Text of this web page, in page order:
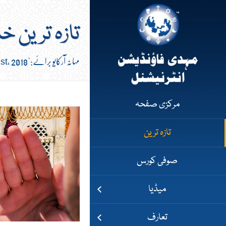
مرکزی صفحہ
تازہ ترین
صوفی کورس
میڈیا
تعارف
تازہ ترین
مہانہ آرکایو برائے:"August, 2018"